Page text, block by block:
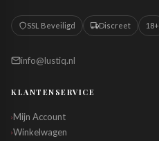
SSL Beveiligd Discreet 18+
info@lustiq.nl
KLANTENSERVICE
›Mijn Account
›Winkelwagen